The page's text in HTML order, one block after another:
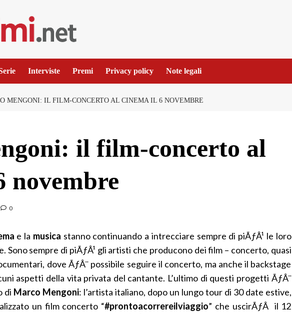
Interviste Premi Privacy policy Note legali
MENGONI: IL FILM-CONCERTO AL CINEMA IL 6 NOVEMBRE
il film-concerto al
novembre
0
e la musica stanno continuando a intrecciare sempre di piÃƒÂ¹ le loro
Sono sempre di piÃƒÂ¹ gli artisti che producono dei film – concerto, quasi
dove ÃƒÂ¨ possibile seguire il concerto, ma anche il backstage
aspetti della vita privata del cantante. L’ultimo di questi progetti ÃƒÂ¨
di Marco Mengoni: l’artista italiano, dopo un lungo tour di 30 date estive,
un film concerto “#prontoacorrereilviaggio” che uscirÃƒÂ il 12